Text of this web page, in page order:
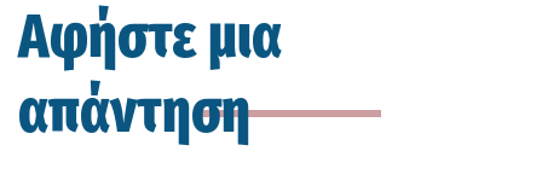
Αφήστε μια
απάντηση